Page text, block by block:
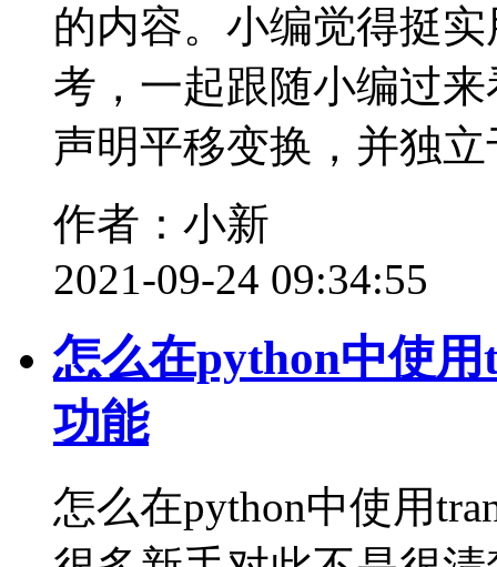
的内容。小编觉得挺
考，一起跟随小编过来
声明平移变换，并独立
作者：小新
2021-09-24 09:34:55
怎么在python中使
功能
怎么在python中使用